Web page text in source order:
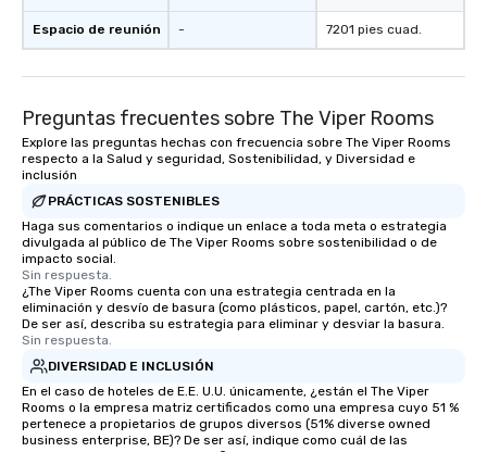
Espacio de reunión - 7201 pies cuad.
Preguntas frecuentes sobre The Viper Rooms
Explore las preguntas hechas con frecuencia sobre The Viper Rooms
respecto a la Salud y seguridad, Sostenibilidad, y Diversidad e
inclusión
PRÁCTICAS SOSTENIBLES
Haga sus comentarios o indique un enlace a toda meta o estrategia
divulgada al público de The Viper Rooms sobre sostenibilidad o de
impacto social.
Sin respuesta.
¿The Viper Rooms cuenta con una estrategia centrada en la
eliminación y desvío de basura (como plásticos, papel, cartón, etc.)?
De ser así, describa su estrategia para eliminar y desviar la basura.
Sin respuesta.
DIVERSIDAD E INCLUSIÓN
En el caso de hoteles de E.E. U.U. únicamente, ¿están el The Viper
Rooms o la empresa matriz certificados como una empresa cuyo 51 %
pertenece a propietarios de grupos diversos (51% diverse owned
business enterprise, BE)? De ser así, indique como cuál de las